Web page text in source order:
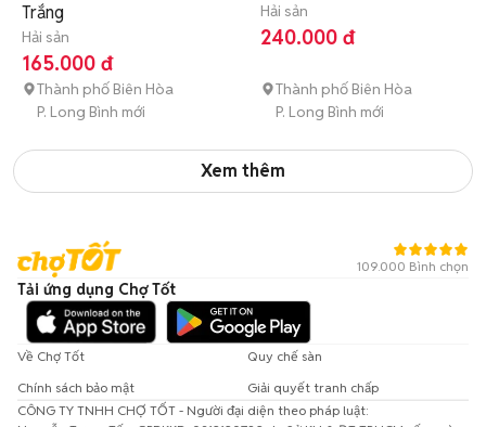
Trắng
Hải sản
165.000 đ
Thành phố Biên Hòa
P. Long Bình mới
Hải sản
240.000 đ
Thành phố Biên Hòa
P. Long Bình mới
Xem thêm
109.000 Bình chọn
Tải ứng dụng Chợ Tốt
Về Chợ Tốt
Quy chế sàn
Chính sách bảo mật
Giải quyết tranh chấp
CÔNG TY TNHH CHỢ TỐT - Người đại diện theo pháp luật: